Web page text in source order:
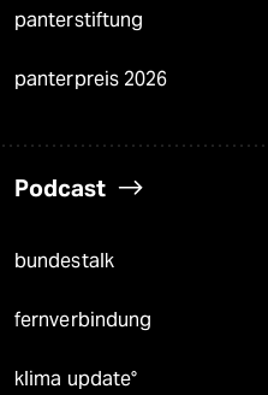
panterstiftung
panterpreis 2026
Podcast
bundestalk
fernverbindung
klima update°